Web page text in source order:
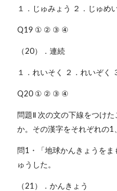
１．じゅみょう ２．じゅめ
Q19 ① ② ③ ④
（20）．連続
１．れいそく ２．れいぞく
Q20 ① ② ③ ④
問題Ⅱ 次の文の下線をつけ
か。その漢字をそれぞれの1
問1・「地球かんきょうを
ゅうした。
（21）．かんきょう